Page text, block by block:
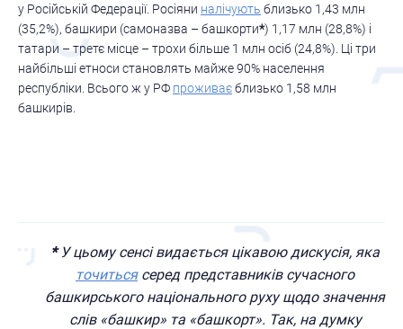
у Російській Федерації. Росіяни налічують близько 1,43 млн
(35,2%), башкири (самоназва – башкорти*) 1,17 млн (28,8%) і
татари – третє місце – трохи більше 1 млн осіб (24,8%). Ці три
найбільші етноси становлять майже 90% населення
республіки. Всього ж у РФ проживаєблизько 1,58 млн
башкирів.
*У цьому сенсі видається цікавою дискусія, яка
точитьсясеред представників сучасного
башкирського національного руху щодо значення
слів «башкир» та «башкорт». Так, на думку